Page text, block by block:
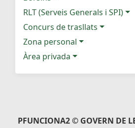
RLT (Serveis Generals i SPI)
Concurs de trasllats
Zona personal
Àrea privada
PFUNCIONA2 © GOVERN DE